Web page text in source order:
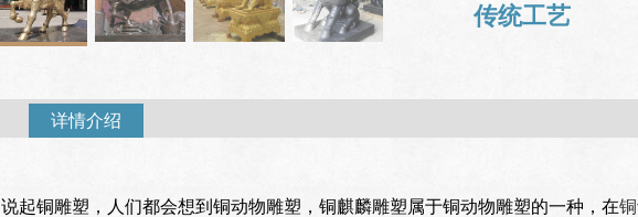
传统工艺
详情介绍
说起铜雕塑，人们都会想到铜动物雕塑，铜麒麟雕塑属于铜动物雕塑的一种，在